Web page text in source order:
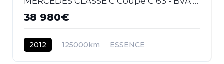
38 980€
2012 125000km ESSENCE